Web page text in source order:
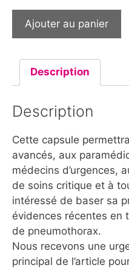
Ajouter au panier
Description
Description
Cette capsule
avancés, aux
médecins d’urgences,
de soins critique et à
intéressé de baser sa
évidences récentes en
de pneumothorax.
Nous recevons une
principal de l’article